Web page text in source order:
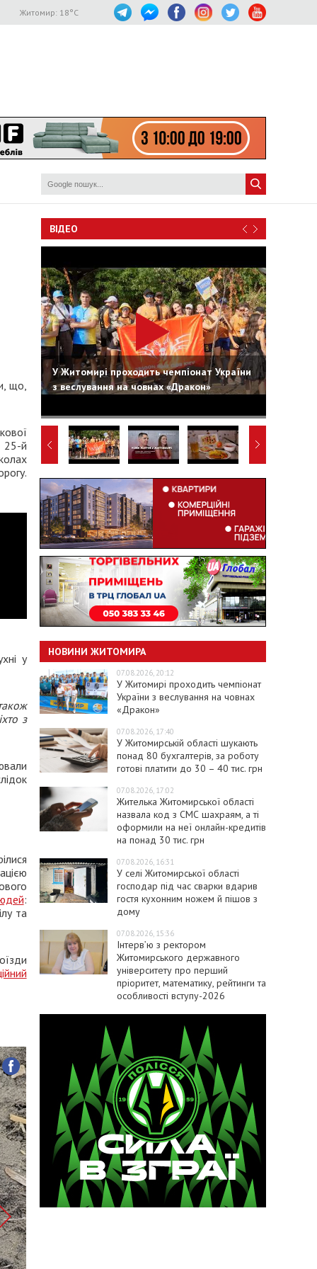
Житомир: 18°C
що,
25-й
у
з
:
та
ВІДЕО
У Житомирі проходить чемпіонат України
з веслування на човнах «Дракон»
НОВИНИ ЖИТОМИРА
07.08.2026, 20:12
У Житомирі проходить чемпіонат
України з веслування на човнах
«Дракон»
07.08.2026, 17:40
У Житомирській області шукають
понад 80 бухгалтерів, за роботу
готові платити до 30 – 40 тис. грн
07.08.2026, 17:02
Жителька Житомирської області
назвала код з СМС шахраям, а ті
оформили на неї онлайн-кредитів
на понад 30 тис. грн
07.08.2026, 16:31
У селі Житомирської області
господар під час сварки вдарив
гостя кухонним ножем й пішов з
дому
07.08.2026, 15:36
Інтерв’ю з ректором
Житомирського державного
університету про перший
пріоритет, математику, рейтинги та
особливості вступу-2026